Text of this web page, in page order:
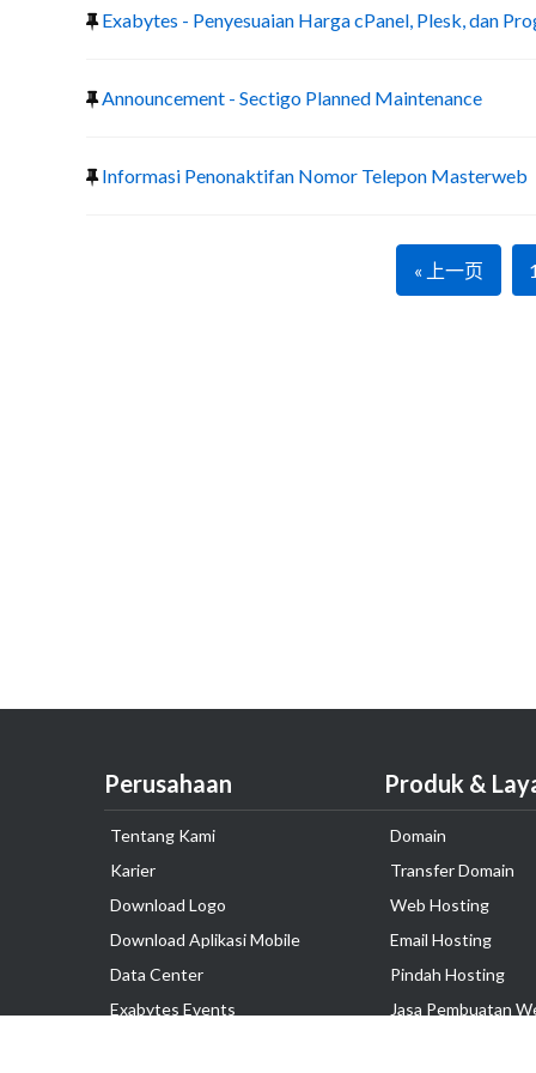
Exabytes - Penyesuaian Harga cPanel, Plesk, dan
Announcement - Sectigo Planned Maintenance
Informasi Penonaktifan Nomor Telepon Masterweb
« 上一页
Perusahaan
Tentang Kami
Karier
Download Logo
Download Aplikasi Mobile
Data Center
Exabytes Events
Produk &
Domain
Transfer Domain
Web Hosting
Email Hosting
Pindah Hosting
Jasa Pembuatan